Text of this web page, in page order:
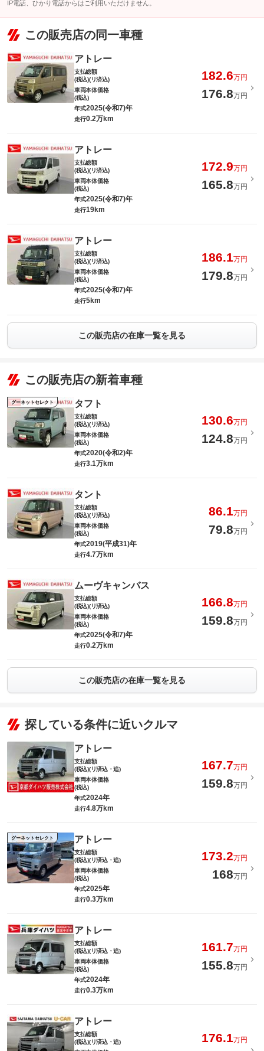
IP電話、ひかり電話からはご利用いただけません。
この販売店の同一車種
アトレー
支払総額
(税込)(リ済込)
182.6万円
車両本体価格
(税込)
176.8万円
年式2025(令和7)年
走行0.2万km
アトレー
支払総額
(税込)(リ済込)
172.9万円
車両本体価格
(税込)
165.8万円
年式2025(令和7)年
走行19km
アトレー
支払総額
(税込)(リ済込)
186.1万円
車両本体価格
(税込)
179.8万円
年式2025(令和7)年
走行5km
この販売店の在庫一覧を見る
この販売店の新着車種
グーネットセレクト タフト
支払総額
(税込)(リ済込)
130.6万円
車両本体価格
(税込)
124.8万円
年式2020(令和2)年
走行3.1万km
タント
支払総額
(税込)(リ済込)
86.1万円
車両本体価格
(税込)
79.8万円
年式2019(平成31)年
走行4.7万km
ムーヴキャンバス
支払総額
(税込)(リ済込)
166.8万円
車両本体価格
(税込)
159.8万円
年式2025(令和7)年
走行0.2万km
この販売店の在庫一覧を見る
探している条件に近いクルマ
アトレー
支払総額
(税込)(リ済込・追)
167.7万円
車両本体価格
(税込)
159.8万円
年式2024年
走行4.8万km
グーネットセレクト アトレー
支払総額
(税込)(リ済込・追)
173.2万円
車両本体価格
(税込)
168万円
年式2025年
走行0.3万km
アトレー
支払総額
(税込)(リ済込・追)
161.7万円
車両本体価格
(税込)
155.8万円
年式2024年
走行0.3万km
アトレー
支払総額
(税込)(リ済込・追)
176.1万円